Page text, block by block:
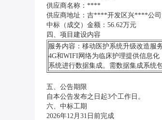
供应商名称：****
供应商地址：吉****开发区兴****公
中标（成交）金额：56.62万元
四、项目建设内容
服务内容：移动医护系统升级改造服
4G和WIFI网络为临床护理提供信息
系统进行数据集成。需数据集成系统
五、公告期限
自本公告发布之日起3个工作日。
六、中标工期
2026年12月31日前完成